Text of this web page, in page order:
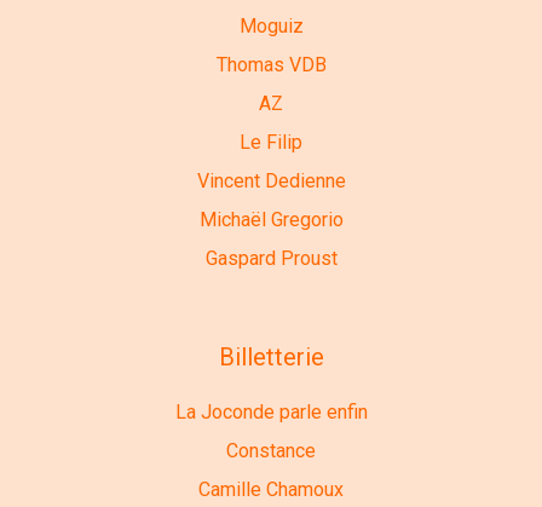
Moguiz
Thomas VDB
AZ
Le Filip
Vincent Dedienne
Michaël Gregorio
Gaspard Proust
Billetterie
La Joconde parle enfin
Constance
Camille Chamoux